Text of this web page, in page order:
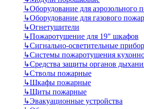
↳Оборудование для аэрозольного
↳Оборудование для газового
↳Огнетушители
↳Пожаротушение для 19" шкафов
↳Сигнально-осветительные
↳Системы пожаротушения
↳Средства защиты органов
↳Стволы пожарные
↳Шкафы пожарные
↳Щиты пожарные
↳Эвакуационные устройства